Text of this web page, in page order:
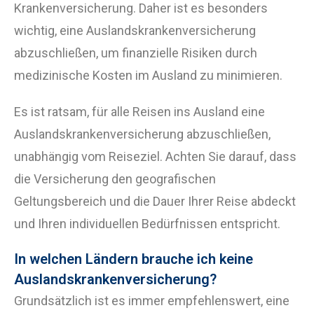
Krankenversicherung. Daher ist es besonders
wichtig, eine Auslandskrankenversicherung
abzuschließen, um finanzielle Risiken durch
medizinische Kosten im Ausland zu minimieren.
Es ist ratsam, für alle Reisen ins Ausland eine
Auslandskrankenversicherung abzuschließen,
unabhängig vom Reiseziel. Achten Sie darauf, dass
die Versicherung den geografischen
Geltungsbereich und die Dauer Ihrer Reise abdeckt
und Ihren individuellen Bedürfnissen entspricht.
In welchen Ländern brauche ich keine
Auslandskrankenversicherung?
Grundsätzlich ist es immer empfehlenswert, eine